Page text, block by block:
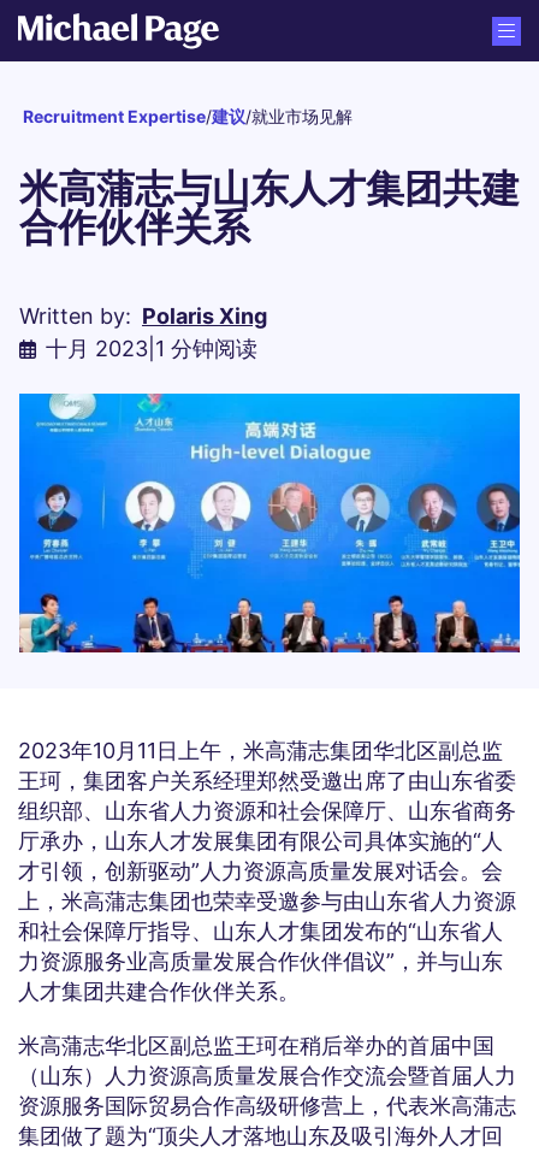
Recruitment Expertise/建议/就业市场见解
米高蒲志与山东人才集团共建
合作伙伴关系
Written by: Polaris Xing
十月 2023 1 分钟阅读
2023年10月11日上午，米高蒲志集团华北区副总监
王珂，集团客户关系经理郑然受邀出席了由山东省委
组织部、山东省人力资源和社会保障厅、山东省商务
厅承办，山东人才发展集团有限公司具体实施的“人
才引领，创新驱动”人力资源高质量发展对话会。会
上，米高蒲志集团也荣幸受邀参与由山东省人力资源
和社会保障厅指导、山东人才集团发布的“山东省人
力资源服务业高质量发展合作伙伴倡议”，并与山东
人才集团共建合作伙伴关系。
米高蒲志华北区副总监王珂在稍后举办的首届中国
（山东）人力资源高质量发展合作交流会暨首届人力
资源服务国际贸易合作高级研修营上，代表米高蒲志
集团做了题为“顶尖人才落地山东及吸引海外人才回